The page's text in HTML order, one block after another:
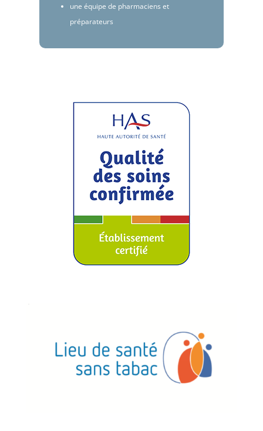
une équipe de pharmaciens et
préparateurs